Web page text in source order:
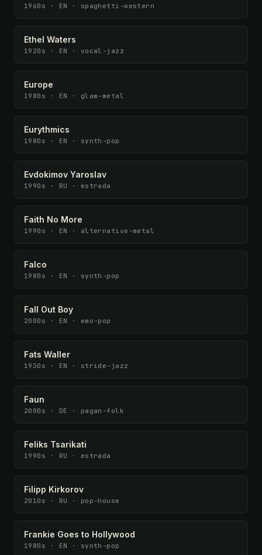
1960s · EN · spaghetti-western
Ethel Waters
1920s · EN · vocal-jazz
Europe
1980s · EN · glam-metal
Eurythmics
1980s · EN · synth-pop
Evdokimov Yaroslav
1990s · RU · estrada
Faith No More
1990s · EN · alternative-metal
Falco
1980s · EN · synth-pop
Fall Out Boy
2000s · EN · emo-pop
Fats Waller
1930s · EN · stride-jazz
Faun
2000s · DE · pagan-folk
Feliks Tsarikati
1990s · RU · estrada
Filipp Kirkorov
2010s · RU · pop-house
Frankie Goes to Hollywood
1980s · EN · synth-pop